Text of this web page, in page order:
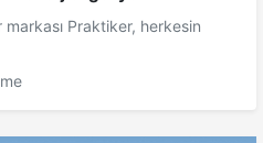
Praktiker, herkesin